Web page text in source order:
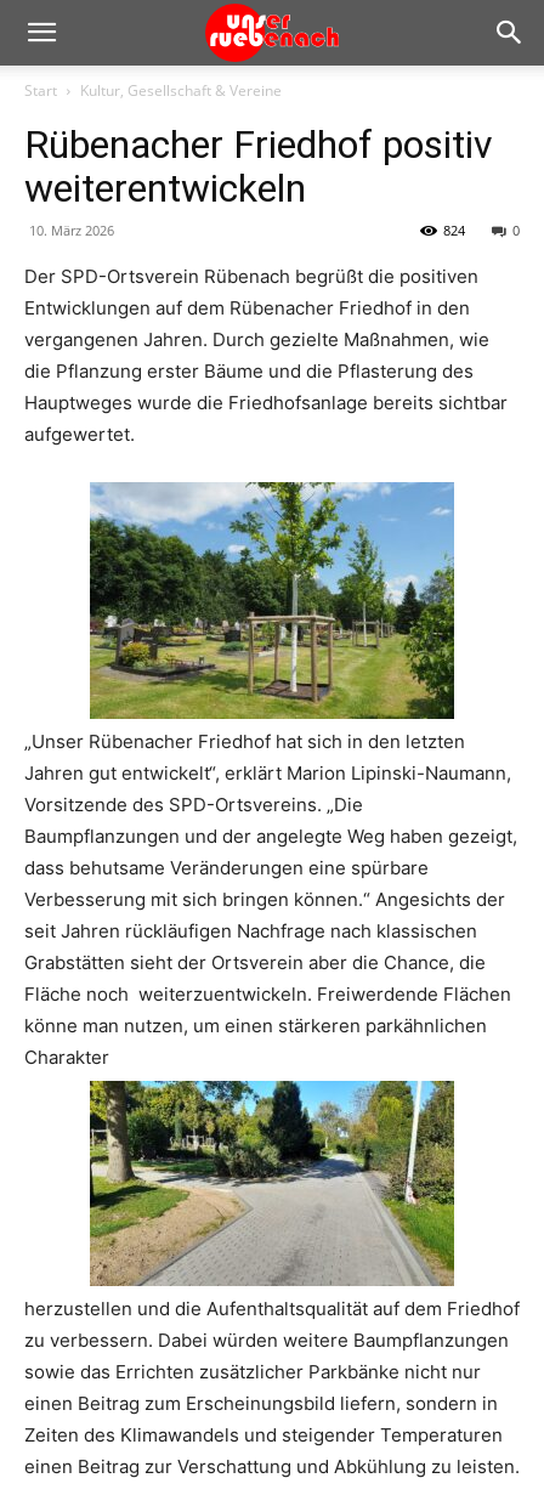
Start Kultur, Gesellschaft & Vereine
Rübenacher Friedhof positiv
weiterentwickeln
10. März 2026 0
824
Der SPD-Ortsverein Rübenach begrüßt die positiven
Entwicklungen auf dem Rübenacher Friedhof in den
vergangenen Jahren. Durch gezielte Maßnahmen, wie
die Pflanzung erster Bäume und die Pflasterung des
Hauptweges wurde die Friedhofsanlage bereits sichtbar
aufgewertet.
„Unser Rübenacher Friedhof hat sich in den letzten
Jahren gut entwickelt“, erklärt Marion Lipinski-Naumann,
Vorsitzende des SPD-Ortsvereins. „Die
Baumpflanzungen und der angelegte Weg haben gezeigt,
dass behutsame Veränderungen eine spürbare
Verbesserung mit sich bringen können.“ Angesichts der
seit Jahren rückläufigen Nachfrage nach klassischen
Grabstätten sieht der Ortsverein aber die Chance, die
Fläche noch weiterzuentwickeln. Freiwerdende Flächen
könne man nutzen, um einen stärkeren parkähnlichen
Charakter
herzustellen und die Aufenthaltsqualität auf dem Friedhof
zu verbessern. Dabei würden weitere Baumpflanzungen
sowie das Errichten zusätzlicher Parkbänke nicht nur
einen Beitrag zum Erscheinungsbild liefern, sondern in
Zeiten des Klimawandels und steigender Temperaturen
einen Beitrag zur Verschattung und Abkühlung zu leisten.